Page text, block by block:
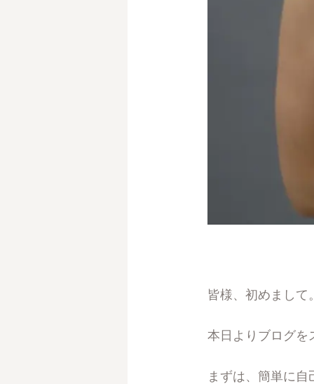
皆様、初めまして
本日よりブログを
まずは、簡単に